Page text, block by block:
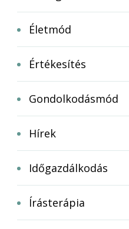
Életmód
Értékesítés
Gondolkodásmód
Hírek
Időgazdálkodás
Írásterápia